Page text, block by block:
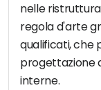
nelle
regola d'arte
qualificati, che
progettazione
interne.